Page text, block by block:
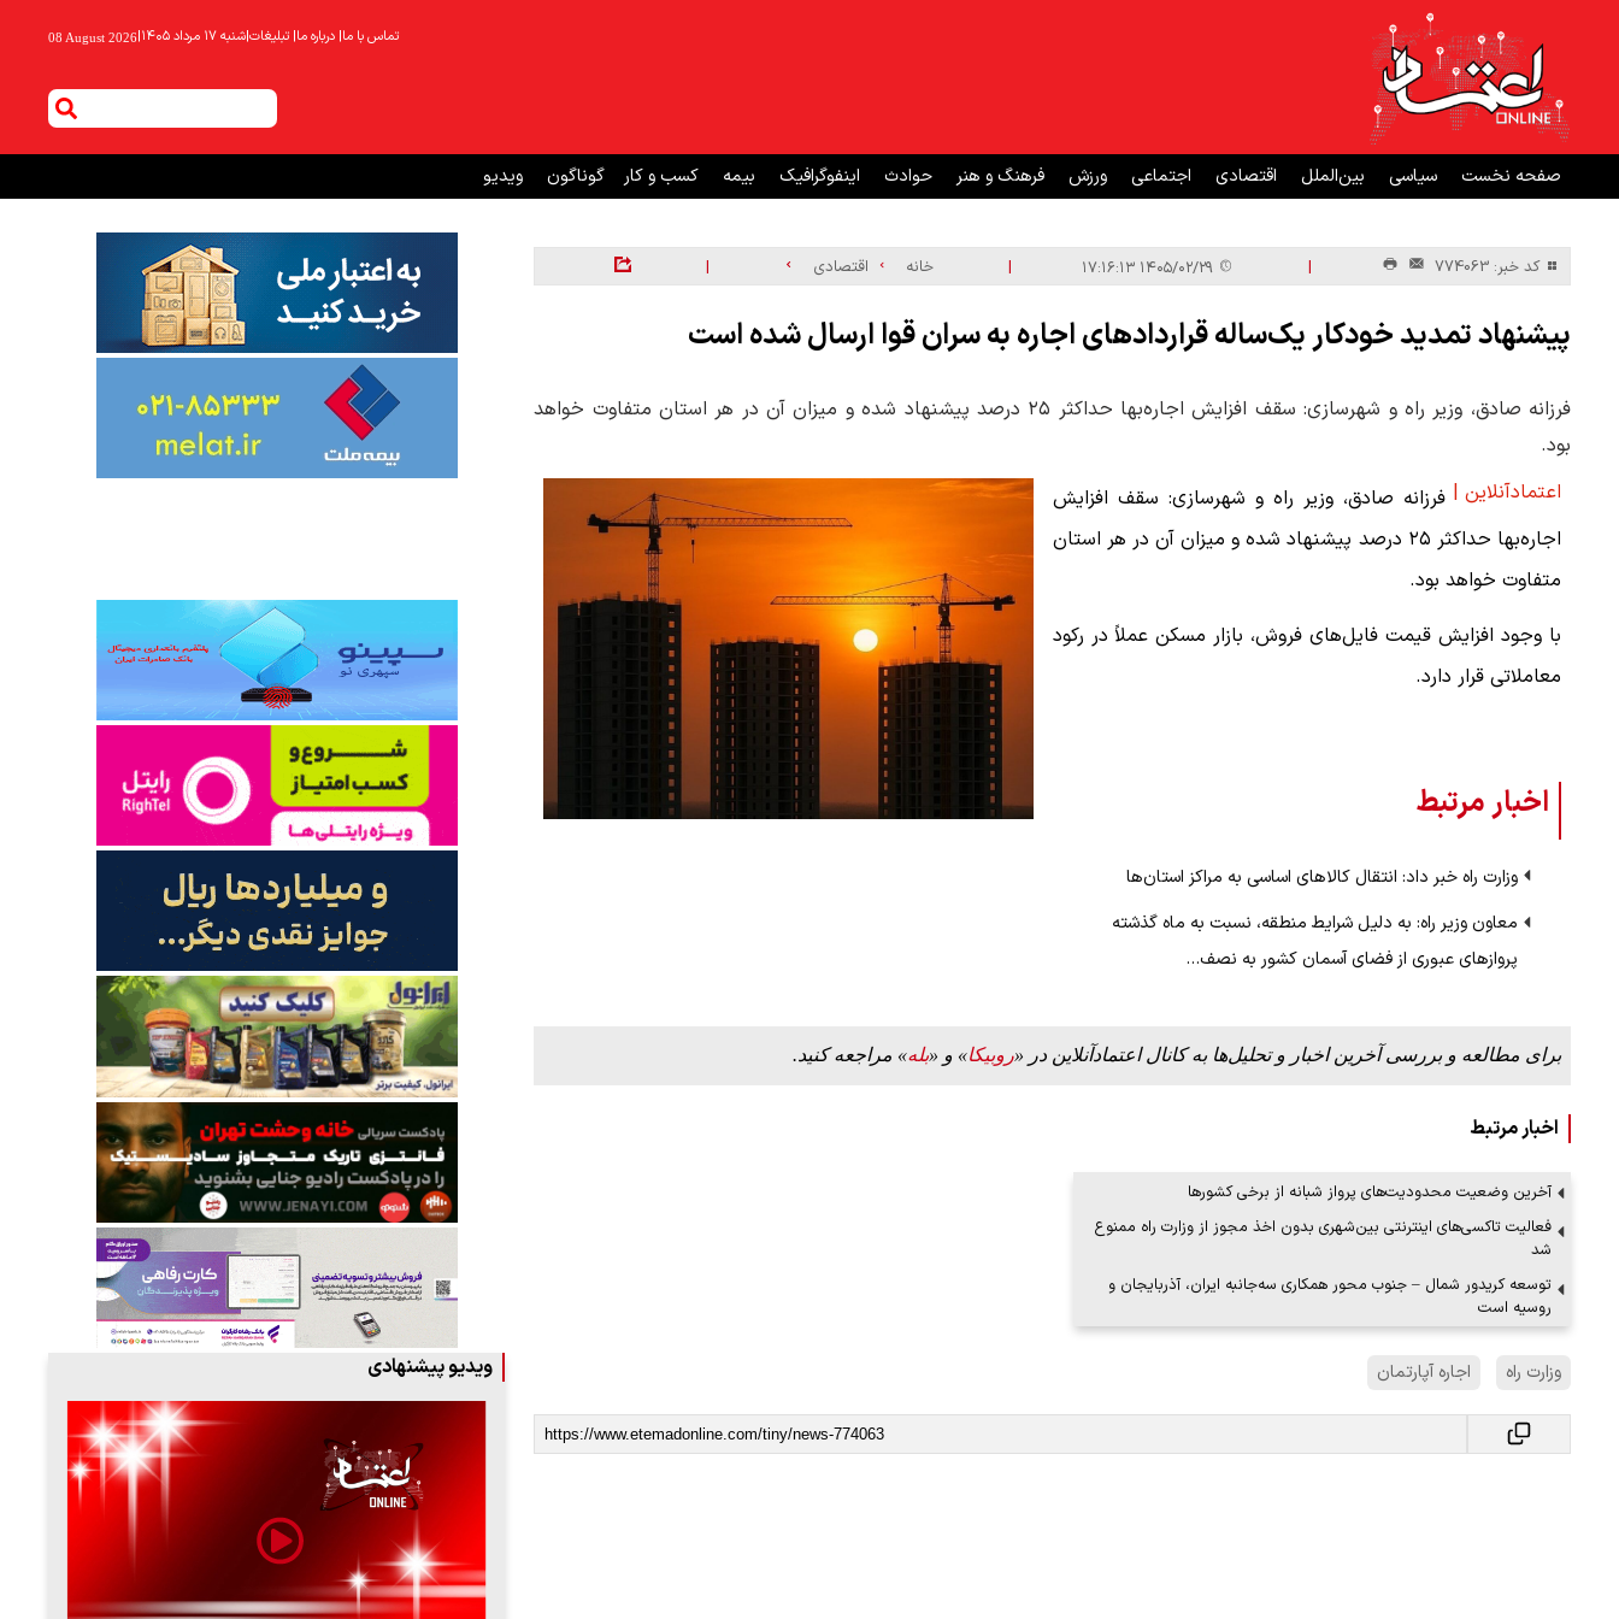
تماس با ما| درباره ما| تبلیغات|شنبه ۱۷ مرداد ۱۴۰۵ |
08 August 2026
صفحه نخست سیاسی بین‌الملل اقتصادی اجتماعی ورزش فرهنگ و هنر حوادث اینفوگرافیک بیمه کسب و کار گوناگون ویدیو
کد خبر: 774063 |
| خانه اقتصادی |
پیشنهاد تمدید خودکار یک‌ساله قراردادهای اجاره به سران قوا ارسال شده است
فرزانه صادق، وزیر راه و شهرسازی: سقف افزایش اجاره‌بها حداکثر ۲۵ درصد پیشنهاد شده و میزان آن در هر استان متفاوت خواهد
بود.
اعتمادآنلاین | فرزانه صادق، وزیر راه و شهرسازی: سقف افزایش
اجاره‌بها حداکثر ۲۵ درصد پیشنهاد شده و میزان آن در هر استان
متفاوت خواهد بود.
با وجود افزایش قیمت فایل‌های فروش، بازار مسکن عملاً در رکود
معاملاتی قرار دارد.
اخبار مرتبط
وزارت راه خبر داد: انتقال کالاهای اساسی به مراکز استان‌ها
معاون وزیر راه: به دلیل شرایط منطقه، نسبت به ماه گذشته
پرواز‌های عبوری از فضای آسمان کشور به نصف…
برای مطالعه و بررسی آخرین اخبار و تحلیل‌ها به کانال اعتمادآنلاین در «روبیکا» و «بله» مراجعه کنید.
اخبار مرتبط
آخرین وضعیت محدودیت‌های پرواز شبانه از برخی کشورها
فعالیت تاکسی‌های اینترنتی بین‌شهری بدون اخذ مجوز از وزارت راه ممنوع
شد
توسعه کریدور شمال – جنوب محور همکاری سه‌جانبه ایران، آذربایجان و
روسیه است
وزارت راه اجاره آپارتمان ویدیو پیشنهادی